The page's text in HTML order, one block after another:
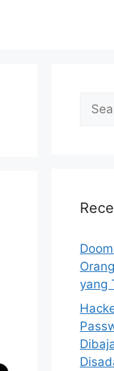
f
r
:
yang